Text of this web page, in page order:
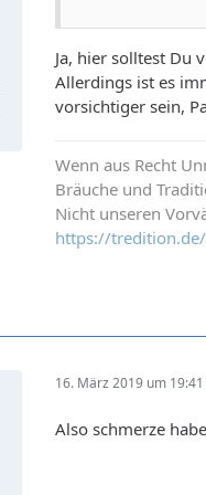
Ja, hier solltest Du
Allerdings ist es
vorsichtiger sein,
Wenn aus Recht
Bräuche und
Nicht unseren
https://
16. März 2019 um 19:41
Also schmerze